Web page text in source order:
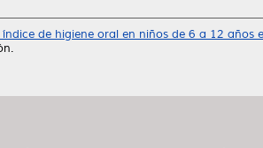
de higiene oral en niños de 6 a 12